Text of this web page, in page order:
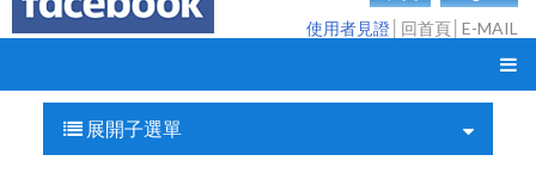
使用者見證 回首頁 E-MAIL
展開子選單